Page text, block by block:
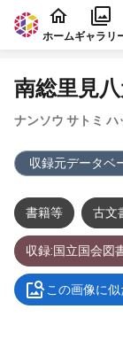
本文に飛ぶ
ホームギャラリ
南総里見
ナンソウ サトミ ハ
収録元データベ
書籍等 古文
収録:国立国会図
この画像に